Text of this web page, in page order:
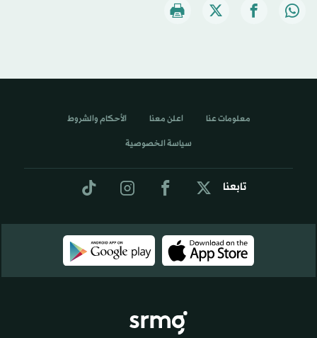
تابعنا
معلومات عنا اعلن معنا الأحكام والشروط
سياسة الخصوصية